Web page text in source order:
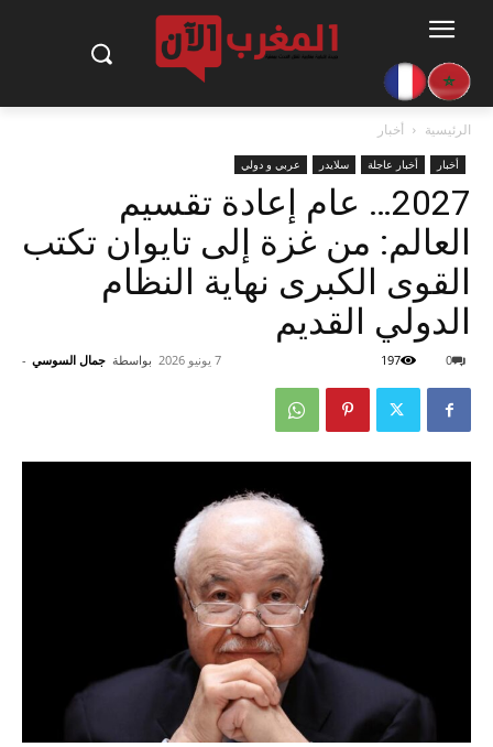
الرئيسية أخبار
أخبار أخبار عاجلة سلايدر عربي و دولي
2027… عام إعادة تقسيم
العالم: من غزة إلى تايوان تكتب
القوى الكبرى نهاية النظام
الدولي القديم
بواسطة جمال السوسي - 7 يونيو 2026 0
197